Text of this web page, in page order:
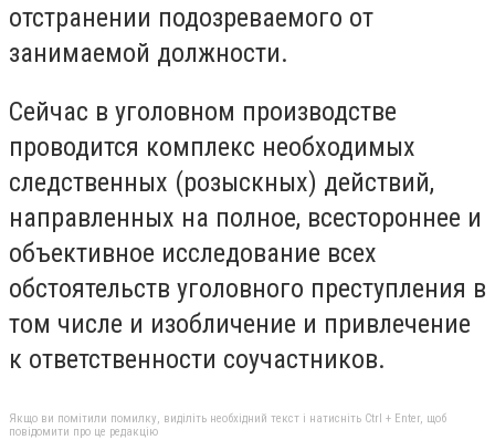
отстранении подозреваемого от
занимаемой должности.
Сейчас в уголовном производстве
проводится комплекс необходимых
следственных (розыскных) действий,
направленных на полное, всестороннее и
объективное исследование всех
обстоятельств уголовного преступления в
том числе и изобличение и привлечение
к ответственности соучастников.
Якщо ви помітили помилку, виділіть необхідний текст і натисніть Ctrl + Enter, щоб
повідомити про це редакцію